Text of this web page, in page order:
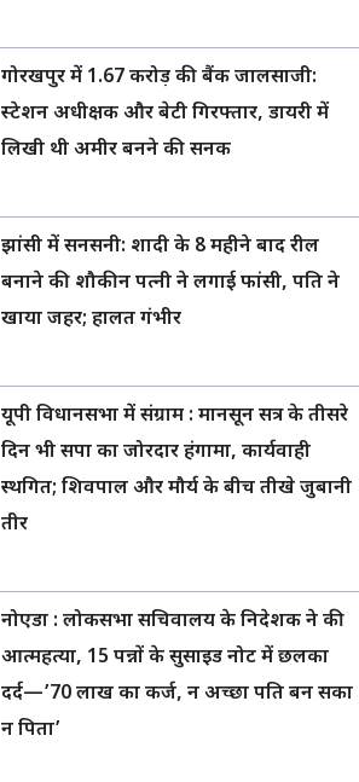
गोरखपुर में 1.67 करोड़ की बैंक जालसाजी:
स्टेशन अधीक्षक और बेटी गिरफ्तार, डायरी में
लिखी थी अमीर बनने की सनक
झांसी में सनसनी: शादी के 8 महीने बाद रील
बनाने की शौकीन पत्नी ने लगाई फांसी, पति ने
खाया जहर; हालत गंभीर
यूपी विधानसभा में संग्राम : मानसून सत्र के तीसरे
दिन भी सपा का जोरदार हंगामा, कार्यवाही
स्थगित; शिवपाल और मौर्य के बीच तीखे जुबानी
तीर
नोएडा : लोकसभा सचिवालय के निदेशक ने की
आत्महत्या, 15 पन्नों के सुसाइड नोट में छलका
दर्द—’70 लाख का कर्ज, न अच्छा पति बन सका
न पिता’